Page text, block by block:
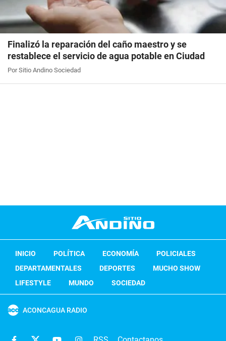
Finalizó la reparación del caño maestro y se
restablece el servicio de agua potable en Ciudad
Por Sitio Andino Sociedad
INICIO POLÍTICA ECONOMÍA
POLICIALES
DEPARTAMENTALES
DEPORTES
MUCHO SHOW
LIFESTYLE
MUNDO SOCIEDAD
ACONCAGUA RADIO